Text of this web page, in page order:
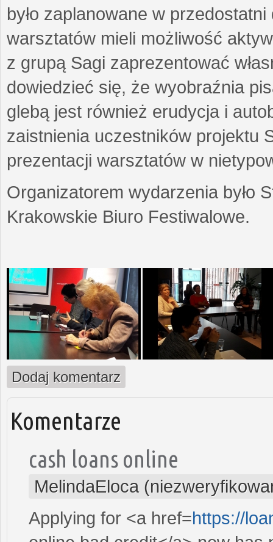
było zaplanowane w
warsztatów mieli możliwość
z grupą Sagi zaprezentować
dowiedzieć się, że wyobraźnia
glebą jest również erudycja i
zaistnienia uczestników projektu
prezentacji warsztatów w
Organizatorem wydarzenia było
Krakowskie Biuro Festiwalowe.
Dodaj komentarz
Komentarze
cash loans online
MelindaEloca
Applying for <a href=https://